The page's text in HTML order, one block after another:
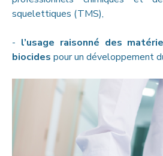
squelettiques (TMS),
- l’usage raisonné des
biocides pour un développement